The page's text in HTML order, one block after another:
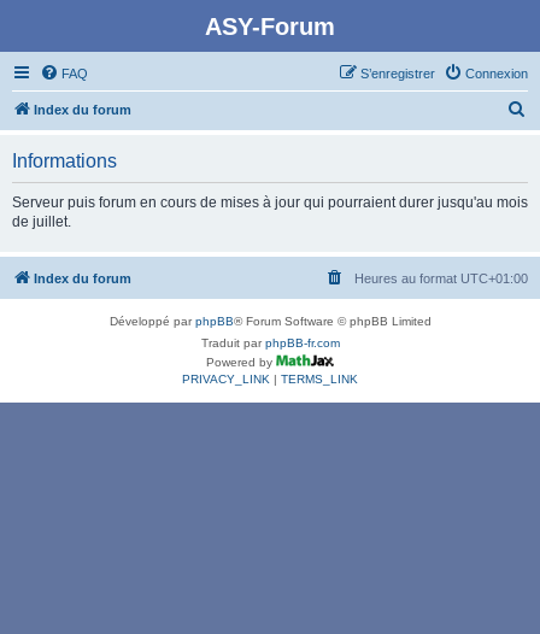
ASY-Forum
FAQ Connexion
S’enregistrer
Index du forum
c
Informations
Serveur puis forum en cours de mises à jour qui pourraient durer jusqu'au mois
de juillet.
Index du forum Heures au format UTC+01:00
Développé parphpBB® Forum Software © phpBB Limited
Traduit parphpBB-fr.com
Powered by
PRIVACY_LINK | TERMS_LINK